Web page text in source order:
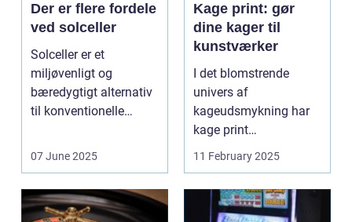
Der er flere fordele
ved solceller
Solceller er et
miljøvenligt og
bæredygtigt alternativ
til konventionelle
07 June 2025
Kage print: gør
dine kager til
kunstværker
I det blomstrende
univers af
kageudsmykning har
kage print
revolutioneret måden,
11 February 2025